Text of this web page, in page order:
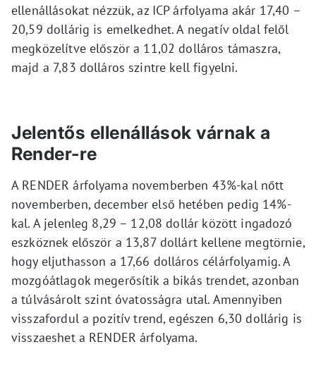
ellenállásokat nézzük, az ICP árfolyama akár 17,40 –
20,59 dollárig is emelkedhet. A negatív oldal felől
megközelítve először a 11,02 dolláros támaszra,
majd a 7,83 dolláros szintre kell figyelni.
Jelentős ellenállások várnak a
Render-re
A RENDER árfolyama novemberben 43%-kal nőtt
novemberben, december első hetében pedig 14%-
kal. A jelenleg 8,29 – 12,08 dollár között ingadozó
eszköznek először a 13,87 dollárt kellene megtörnie,
hogy eljuthasson a 17,66 dolláros célárfolyamig. A
mozgóátlagok megerősítik a bikás trendet, azonban
a túlvásárolt szint óvatosságra utal. Amennyiben
visszafordul a pozitív trend, egészen 6,30 dollárig is
visszaeshet a RENDER árfolyama.